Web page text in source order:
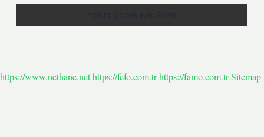
https://www.nethane.nethttps://fefo.com.trhttps://famo.com.trSitemap